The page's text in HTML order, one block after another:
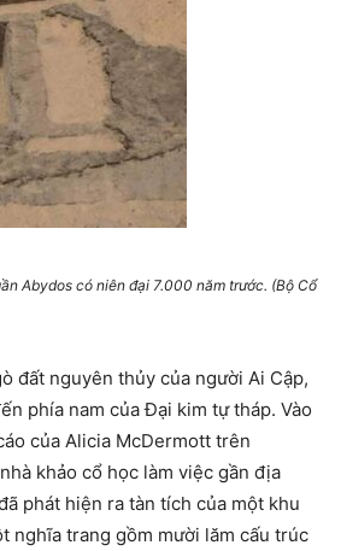
Abydos có niên đại 7.000 năm trước. (Bộ Cổ
đất nguyên thủy của người Ai Cập,
phía nam của Đại kim tự tháp. Vào
của Alicia McDermott trên
khảo cổ học làm việc gần địa
phát hiện ra tàn tích của một khu
nghĩa trang gồm mười lăm cấu trúc